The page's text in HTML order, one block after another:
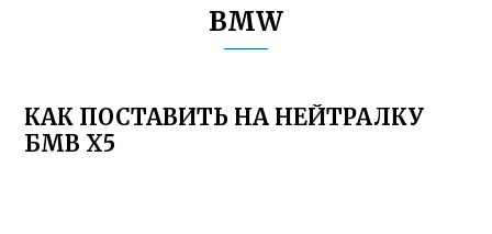
BMW
КАК ПОСТАВИТЬ НА НЕЙТРАЛКУ
БМВ Х5